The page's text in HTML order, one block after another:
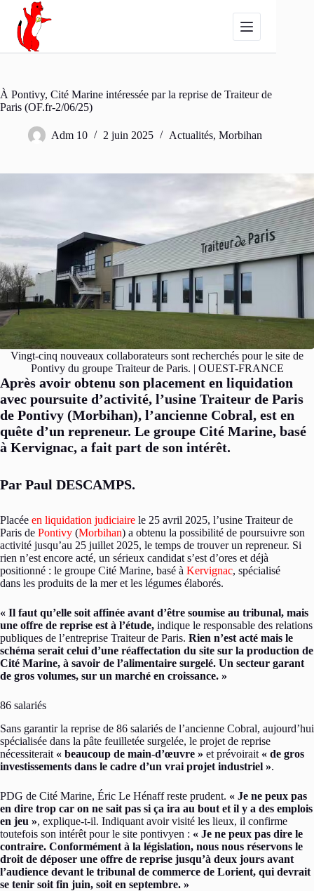
Passer
contenu
À Pontivy, Cité Marine intéressée par la reprise de Traiteur de
Paris (OF.fr-2/06/25)
Adm 10 2 juin 2025 Actualités, Morbihan
Vingt-cinq nouveaux collaborateurs sont recherchés pour le site de
Pontivy du groupe Traiteur de Paris. | OUEST-FRANCE
Après avoir obtenu son placement en liquidation
avec poursuite d’activité, l’usine Traiteur de Paris
de Pontivy (Morbihan), l’ancienne Cobral, est en
quête d’un repreneur. Le groupe Cité Marine, basé
à Kervignac, a fait part de son intérêt.
Par Paul DESCAMPS.
Placée en liquidation judiciaire le 25 avril 2025, l’usine Traiteur de
Paris de Pontivy (Morbihan) a obtenu la possibilité de poursuivre son
activité jusqu’au 25 juillet 2025, le temps de trouver un repreneur. Si
rien n’est encore acté, un sérieux candidat s’est d’ores et déjà
positionné : le groupe Cité Marine, basé à Kervignac, spécialisé
dans les produits de la mer et les légumes élaborés.
« Il faut qu’elle soit affinée avant d’être soumise au tribunal, mais
une offre de reprise est à l’étude, indique le responsable des relations
publiques de l’entreprise Traiteur de Paris. Rien n’est acté mais le
schéma serait celui d’une réaffectation du site sur la production de
Cité Marine, à savoir de l’alimentaire surgelé. Un secteur garant
de gros volumes, sur un marché en croissance. »
86 salariés
Sans garantir la reprise de 86 salariés de l’ancienne Cobral, aujourd’hui
spécialisée dans la pâte feuilletée surgelée, le projet de reprise
nécessiterait « beaucoup de main-d’œuvre » et prévoirait « de gros
investissements dans le cadre d’un vrai projet industriel ».
PDG de Cité Marine, Éric Le Hénaff reste prudent. « Je ne peux pas
en dire trop car on ne sait pas si ça ira au bout et il y a des emplois
en jeu », explique-t-il. Indiquant avoir visité les lieux, il confirme
toutefois son intérêt pour le site pontivyen : « Je ne peux pas dire le
contraire. Conformément à la législation, nous nous réservons le
droit de déposer une offre de reprise jusqu’à deux jours avant
l’audience devant le tribunal de commerce de Lorient, qui devrait
se tenir soit fin juin, soit en septembre. »